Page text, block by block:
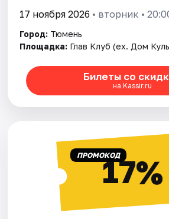
17 ноября 2026 • вторник •
Город: Тюмень
Площадка: Глав Клуб (ex. Дом
Билеты со
на Kassir.ru
ПРОМОКОД17%